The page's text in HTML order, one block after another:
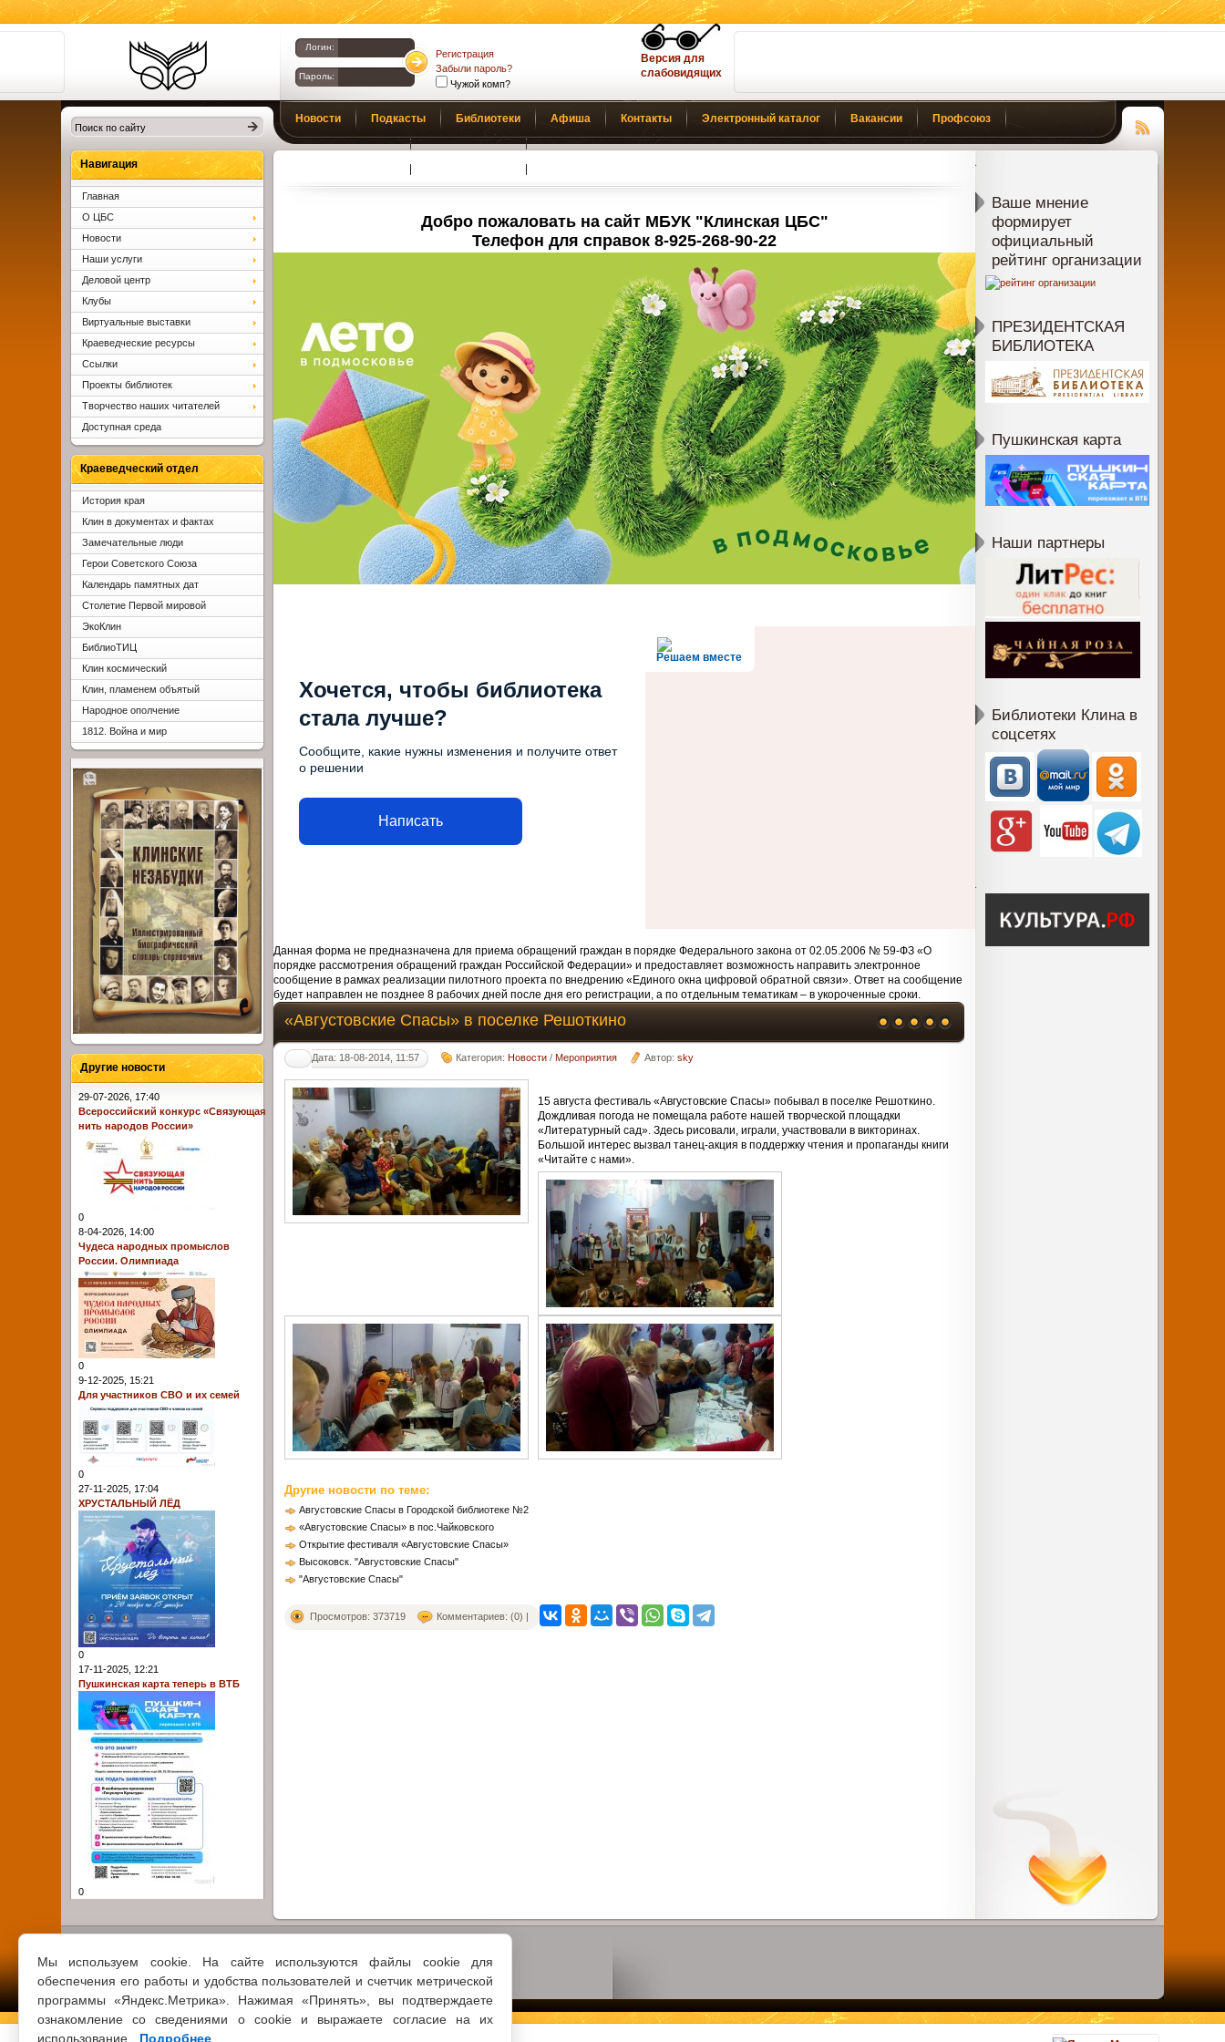
Мы используем cookie. На сайте используются файлы cookie для
обеспечения его работы и удобства пользователей и счетчик метрической
программы «Яндекс.Метрика». Нажимая «Принять», вы подтверждаете
ознакомление со сведениями о cookie и выражаете согласие на их
использование.
Подробнее
Библиотеки
Клина. Клинская
ЦБС.
Логин:
Пароль:
Регистрация
Забыли пароль?
Чужой комп?
Версия для
слабовидящих
Новости Подкасты Библиотеки Афиша Контакты Электронный каталог Вакансии Профсоюз
Чтение
Добро пожаловать на сайт МБУК "Клинская ЦБС"
Телефон для справок 8-925-268-90-22
Решаем вместе
Хочется, чтобы библиотека
стала лучше?
Сообщите, какие нужны изменения и получите ответ
о решении
Написать
Данная форма не предназначена для приема обращений граждан в порядке Федерального закона от 02.05.2006 № 59-ФЗ «О
порядке рассмотрения обращений граждан Российской Федерации» и предоставляет возможность направить электронное
сообщение в рамках реализации пилотного проекта по внедрению «Единого окна цифровой обратной связи». Ответ на сообщение
будет направлен не позднее 8 рабочих дней после дня его регистрации, а по отдельным тематикам – в укороченные сроки.
«Августовские Спасы» в поселке Решоткино
Дата: 18-08-2014, 11:57 Категория:Новости /Мероприятия Автор:sky
15 августа фестиваль «Августовские Спасы» побывал в поселке Решоткино.
Дождливая погода не помещала работе нашей творческой площадки
«Литературный сад». Здесь рисовали, играли, участвовали в викторинах.
Большой интерес вызвал танец-акция в поддержку чтения и пропаганды книги
«Читайте с нами».
Другие новости по теме:
Августовские Спасы в Городской библиотеке №2
«Августовские Спасы» в пос.Чайковского
Открытие фестиваля «Августовские Спасы»
Высоковск. "Августовские Спасы"
"Августовские Спасы"
Просмотров: 373719 Комментариев: (0) |
Ваше мнение
формирует
официальный
рейтинг организации
ПРЕЗИДЕНТСКАЯ
БИБЛИОТЕКА
Пушкинская карта
Наши партнеры
Библиотеки Клина в
соцсетях
Навигация
Главная
О ЦБС
Новости
Наши услуги
Деловой центр
Клубы
Виртуальные выставки
Краеведческие ресурсы
Ссылки
Проекты библиотек
Творчество наших читателей
Доступная среда
Краеведческий отдел
История края
Клин в документах и фактах
Замечательные люди
Герои Советского Союза
Календарь памятных дат
Столетие Первой мировой
ЭкоКлин
БиблиоТИЦ
Клин космический
Клин, пламенем объятый
Народное ополчение
1812. Война и мир
Другие новости
29-07-2026, 17:40
Всероссийский конкурс «Связующая
нить народов России»
0
8-04-2026, 14:00
Чудеса народных промыслов
России. Олимпиада
0
9-12-2025, 15:21
Для участников СВО и их семей
0
27-11-2025, 17:04
ХРУСТАЛЬНЫЙ ЛЁД
0
17-11-2025, 12:21
Пушкинская карта теперь в ВТБ
0